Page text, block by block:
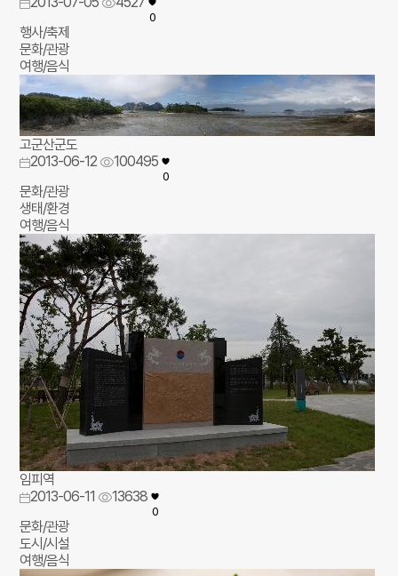
0
행사/축제
문화/관광
여행/음식
고군산군도
2013-06-12
100495
0
문화/관광
생태/환경
여행/음식
임피역
2013-06-11
13638
0
문화/관광
도시/시설
여행/음식